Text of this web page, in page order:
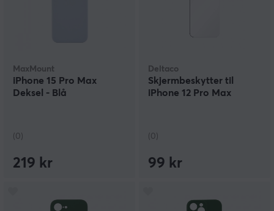
MaxMount
iPhone 15 Pro Max
Deksel - Blå
(0)
219 kr
Deltaco
Skjermbeskytter til
iPhone 12 Pro Max
(0)
99 kr